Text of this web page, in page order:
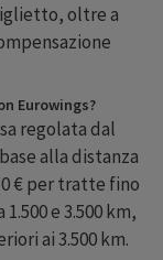
oltre a
Eurowings?
regolata dal
alla distanza
€ per tratte fino
e 3.500 km,
ai 3.500 km.